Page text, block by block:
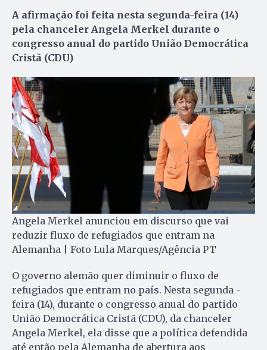
A afirmação foi feita nesta segunda-feira (14)
pela chanceler Angela Merkel durante o
congresso anual do partido União Democrática
Cristã (CDU)
Angela Merkel anunciou em discurso que vai
reduzir fluxo de refugiados que entram na
Alemanha | Foto Lula Marques/Agência PT
O governo alemão quer diminuir o fluxo de
refugiados que entram no país. Nesta segunda -
feira (14), durante o congresso anual do partido
União Democrática Cristã (CDU), da chanceler
Angela Merkel, ela disse que a política defendida
até então pela Alemanha de abertura aos